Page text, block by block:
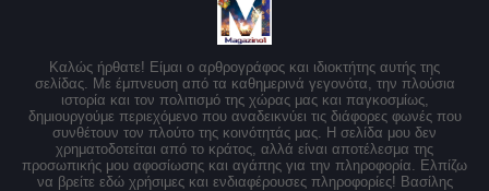
Καλώς ήρθατε! Είμαι ο αρθρογράφος και ιδιοκτήτης αυτής της
σελίδας. Με έμπνευση από τα καθημερινά γεγονότα, την πλούσια
ιστορία και τον πολιτισμό της χώρας μας και παγκοσμίως,
δημιουργούμε περιεχόμενο που αναδεικνύει τις διάφορες φωνές που
συνθέτουν τον πλούτο της κοινότητάς μας. Η σελίδα μου δεν
χρηματοδοτείται από το κράτος, αλλά είναι αποτέλεσμα της
προσωπικής μου αφοσίωσης και αγάπης για την πληροφορία. Ελπίζω
να βρείτε εδώ χρήσιμες και ενδιαφέρουσες πληροφορίες! Βασίλης